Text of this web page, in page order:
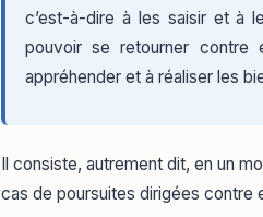
c’est-à-dire à les saisir et à
pouvoir se retourner contre
appréhender et à réaliser les
Il consiste, autrement dit, en un
cas de poursuites dirigées contre